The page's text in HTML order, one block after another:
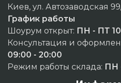
Киев, ул. Автозаводская
График работы
Шоурум открыт: ПН - ПТ
Консультация и
09:00 - 20:00
Режим работы склада: ПН